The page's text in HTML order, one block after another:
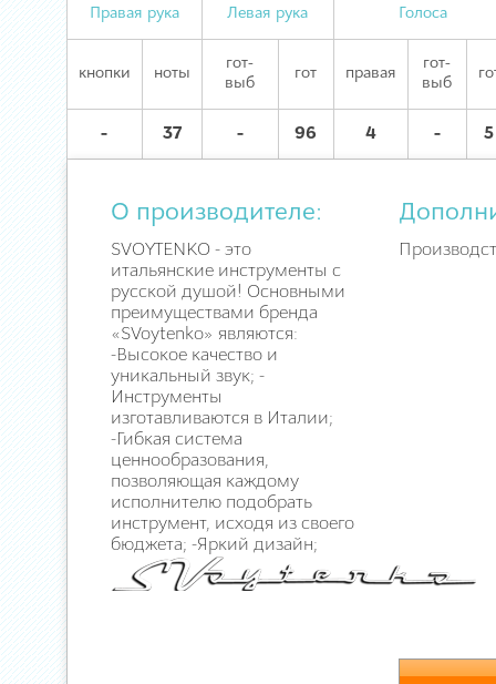
Правая рука Левая рука Голоса
кнопки ноты
гот-
выб
гот правая
гот-
выб
- 37 - 96 4 - 5
О производителе:
SVOYTENKO - это
итальянские инструменты с
русской душой! Основными
преимуществами бренда
«SVoytenko» являются:
-Высокое качество и
уникальный звук; -
Инструменты
изготавливаются в Италии;
-Гибкая система
ценнообразования,
позволяющая каждому
исполнителю подобрать
инструмент, исходя из своего
бюджета; -Яркий дизайн;